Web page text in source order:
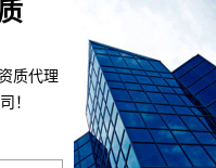
质代理
！